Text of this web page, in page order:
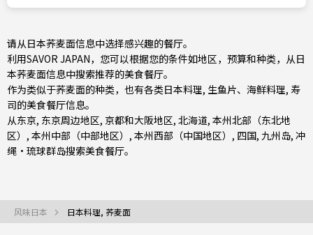
请从日本荞麦面信息中选择感兴趣的餐厅。
利用SAVOR JAPAN，您可以根据您的条件如地区，预算和种类，从日
本荞麦面信息中搜索推荐的美食餐厅。
作为类似于荞麦面的种类，也有各类日本料理, 生鱼片、海鲜料理, 寿
司的美食餐厅信息。
从东京, 东京周边地区, 京都和大阪地区, 北海道, 本州北部（东北地
区） , 本州中部（中部地区） , 本州西部（中国地区） , 四国, 九州岛, 冲
绳・琉球群岛搜索美食餐厅。
风味日本 日本料理, 荞麦面